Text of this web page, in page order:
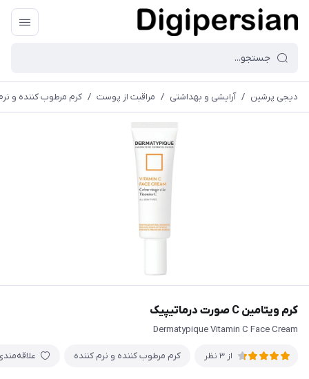
دیجی پرشین / آرایشی و بهداشتی / مراقبت از پوست / کرم مرطوب کننده و
کرم ویتامین C صورت درماتیپیک
Dermatypique Vitamin C Face Cream
از 3 نظر کرم مرطوب کننده و نرم کننده